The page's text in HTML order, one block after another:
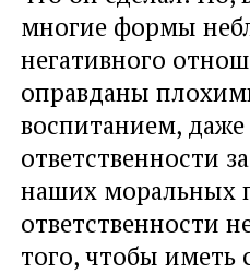
многие формы
негативного
оправданы
воспитанием,
ответственности
наших моральных
ответственности
того, чтобы иметь